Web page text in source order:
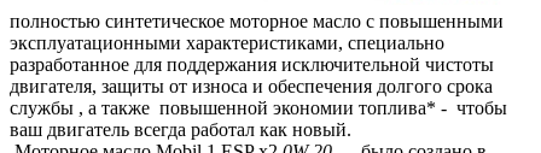
полностью синтетическое моторное масло с повышенными
эксплуатационными характеристиками, специально
разработанное для поддержания исключительной чистоты
двигателя, защиты от износа и обеспечения долгого срока
службы , а также повышенной экономии топлива* - чтобы
ваш двигатель всегда работал как новый.